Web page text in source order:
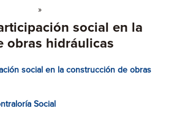
»
social en la
obras hidráulicas
social en la construcción de obras
Social